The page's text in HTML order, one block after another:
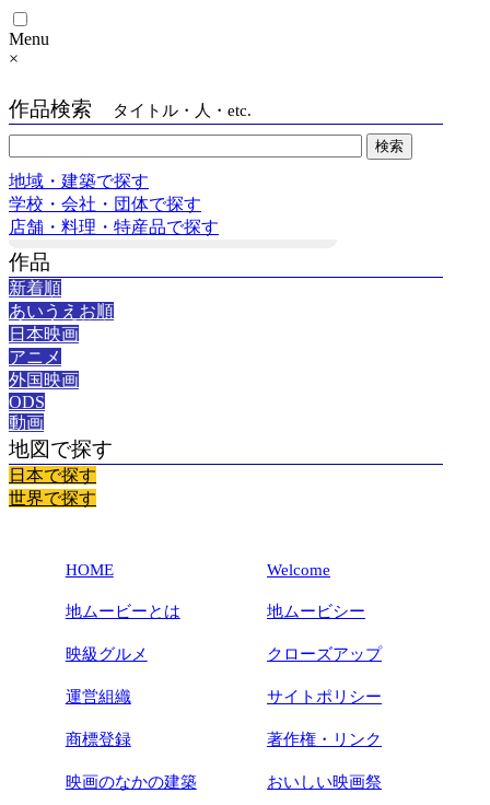
Menu
×
作品検索 タイトル・人・etc.
地域・建築で探す
学校・会社・団体で探す
店舗・料理・特産品で探す
作品
新着順
あいうえお順
日本映画
アニメ
外国映画
ODS
動画
地図で探す
日本で探す
世界で探す
HOME Welcome
地ムービーとは 地ムービシー
映級グルメ クローズアップ
運営組織 サイトポリシー
商標登録 著作権・リンク
映画のなかの建築 おいしい映画祭